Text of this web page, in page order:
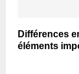
Différences
éléments